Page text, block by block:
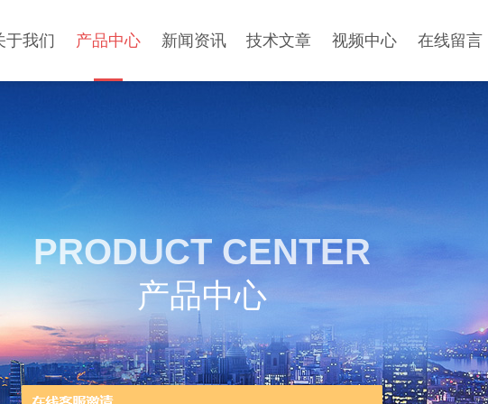
于我们 产品中心 新闻资讯 技术文章 视频中心 在线留言
PRODUCT CENTER
产品中心